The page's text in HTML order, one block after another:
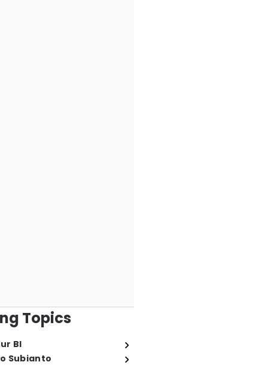
Topics
BI
Subianto